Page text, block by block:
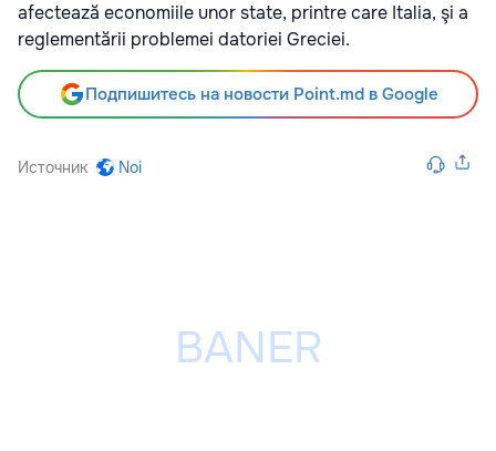
afectează economiile unor state, printre care Italia, şi a
reglementării problemei datoriei Greciei.
Подпишитесь на новости Point.md в Google
Источник Noi